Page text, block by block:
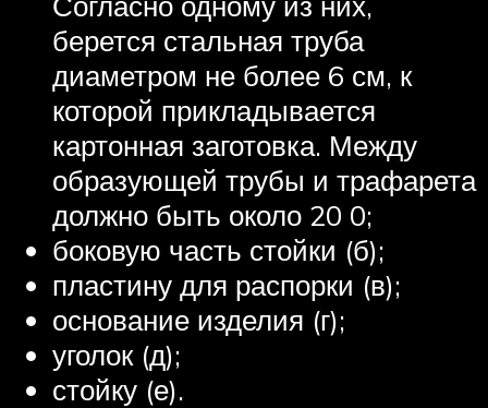
берется стальная труба
диаметром не более 6 см, к
которой прикладывается
картонная заготовка. Между
образующей трубы и трафарета
должно быть около 20 0;
боковую часть стойки (б);
пластину для распорки (в);
основание изделия (г);
уголок (д);
стойку (е).